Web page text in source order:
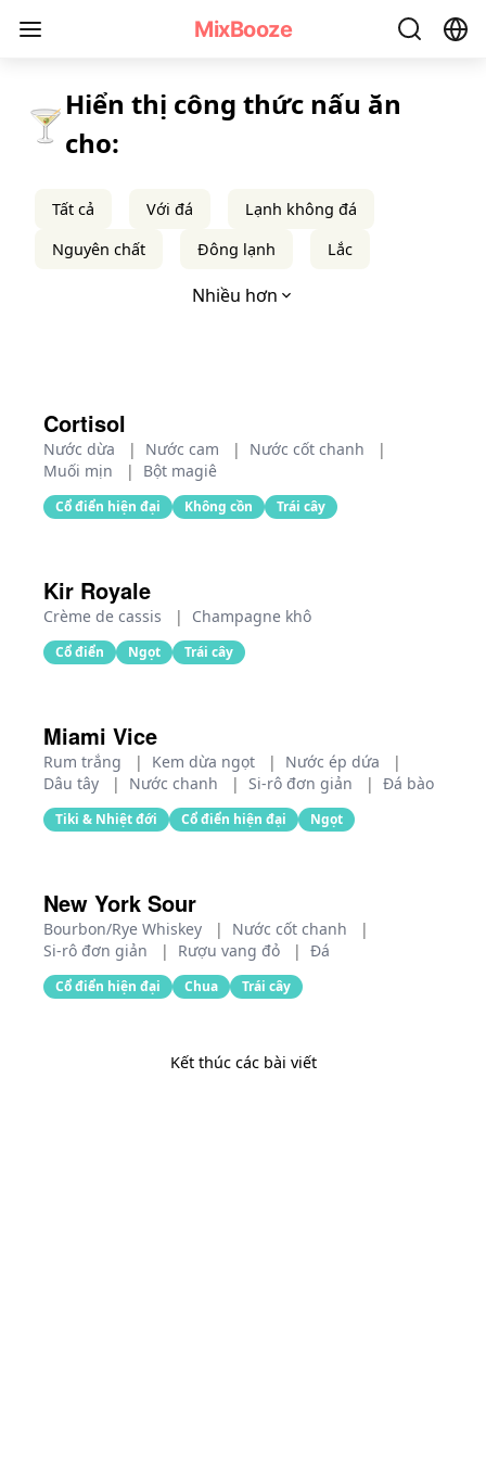
MixBooze
🍸Hiển thị công thức nấu ăn
cho:
Tất cả Với đá
Lạnh không đá
Nguyên chất
Đông lạnh Lắc
Nhiều hơn
Cortisol
Nước dừa | Nước cam | Nước cốt chanh
|
Muối mịn
| Bột magiê
Cổ điển hiện đại Không cồn Trái cây
Kir Royale
Crème de cassis | Champagne khô
Cổ điển Ngọt Trái cây
Miami Vice
Rum trắng | Kem dừa ngọt | Nước ép dứa
|
Dâu tây
| Nước chanh | Si-rô đơn giản | Đá bào
Tiki & Nhiệt đới Cổ điển hiện đại Ngọt
New York Sour
Bourbon/Rye Whiskey | Nước cốt chanh
|
Si-rô đơn giản
| Rượu vang đỏ | Đá
Cổ điển hiện đại Chua Trái cây
Kết thúc các bài viết